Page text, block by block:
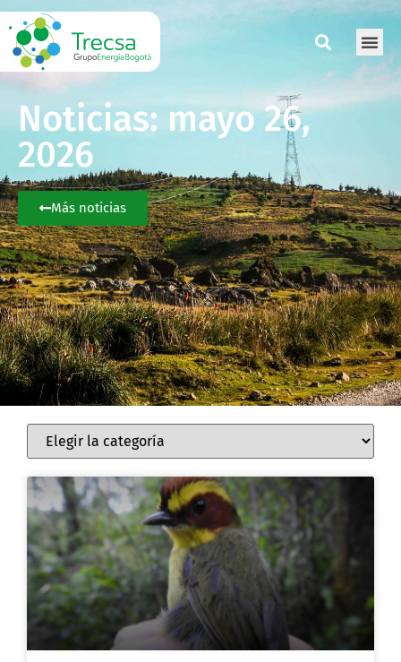
Noticias: mayo 26,
2026
Más noticias